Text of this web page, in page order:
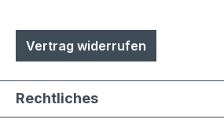
Vertrag widerrufen
Rechtliches